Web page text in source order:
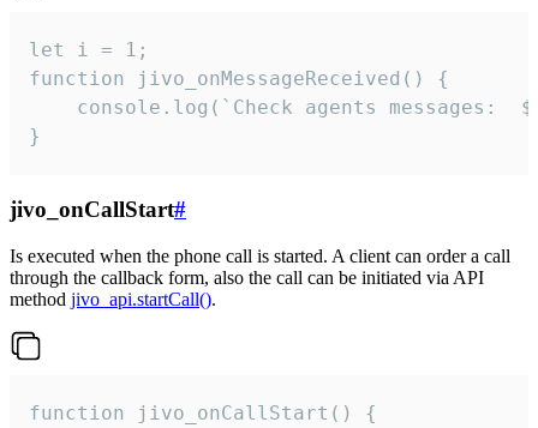
let i = 1;
function jivo_onMessageReceived() {
}
jivo_onCallStart#
Is executed when the phone call is started. A client can order a call
through the callback form, also the call can be initiated via API
method jivo_api.startCall().
function jivo_onCallStart() {